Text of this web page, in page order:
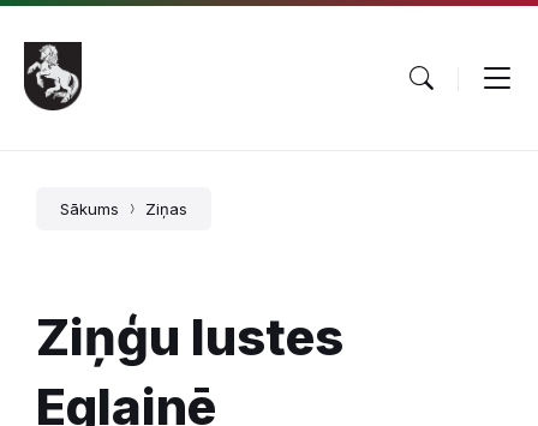
Pāriet
saturu
Skip
main
navigation
Skip
footer
Sākums Ziņas
Ziņģu lustes
Eglainē